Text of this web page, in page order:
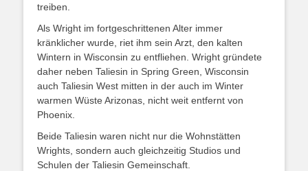
treiben.
Als Wright im fortgeschrittenen Alter immer
kränklicher wurde, riet ihm sein Arzt, den kalten
Wintern in Wisconsin zu entfliehen. Wright gründete
daher neben Taliesin in Spring Green, Wisconsin
auch Taliesin West mitten in der auch im Winter
warmen Wüste Arizonas, nicht weit entfernt von
Phoenix.
Beide Taliesin waren nicht nur die Wohnstätten
Wrights, sondern auch gleichzeitig Studios und
Schulen der Taliesin Gemeinschaft.